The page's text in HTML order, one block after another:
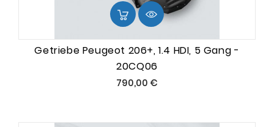
Getriebe Peugeot 206+, 1.4 HDI, 5 Gang -
20CQ06
790,00 €